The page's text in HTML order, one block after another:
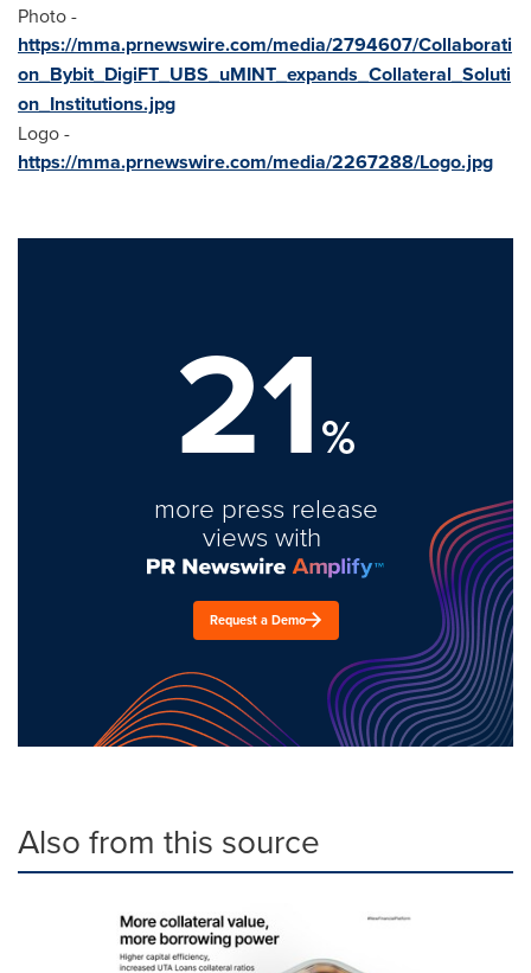
Photo -
https://mma.prnewswire.com/media/2794607/Collaborati
on_Bybit_DigiFT_UBS_uMINT_expands_Collateral_Soluti
on_Institutions.jpg
Logo -
https://mma.prnewswire.com/media/2267288/Logo.jpg
21%
more press release
views with
Request a Demo
Also from this source